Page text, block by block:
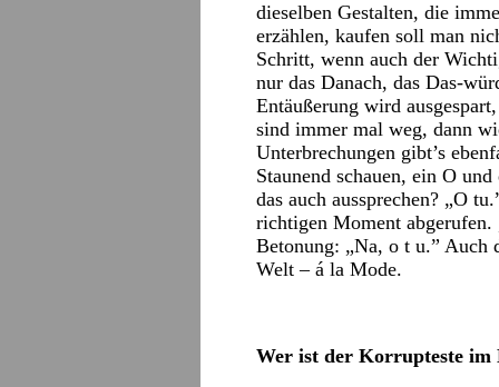
dieselben Gestalten, die
erzählen, kaufen soll man
Schritt, wenn auch der
nur das Danach, das Das-
Entäußerung wird
sind immer mal weg, dann
Unterbrechungen gibt’s
Staunend schauen, ein O
das auch aussprechen? „O
richtigen Moment
Betonung: „Na, o t u.” Auch
Welt – á la Mode.
Wer ist der Korrupteste im